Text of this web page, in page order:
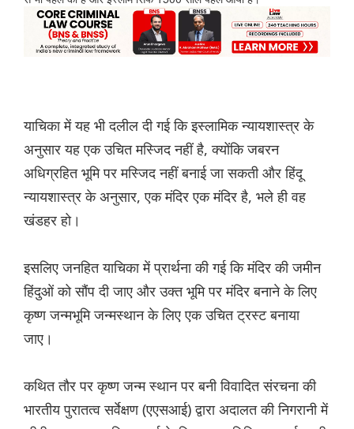
याचिका में यह भी दलील दी गई कि इस्लामिक न्यायशास्त्र के
अनुसार यह एक उचित मस्जिद नहीं है, क्योंकि जबरन
अधिग्रहित भूमि पर मस्जिद नहीं बनाई जा सकती और हिंदू
न्यायशास्त्र के अनुसार, एक मंदिर एक मंदिर है, भले ही वह
खंडहर हो।
इसलिए जनहित याचिका में प्रार्थना की गई कि मंदिर की जमीन
हिंदुओं को सौंप दी जाए और उक्त भूमि पर मंदिर बनाने के लिए
कृष्ण जन्मभूमि जन्मस्थान के लिए एक उचित ट्रस्ट बनाया
जाए।
कथित तौर पर कृष्ण जन्म स्थान पर बनी विवादित संरचना की
भारतीय पुरातत्व सर्वेक्षण (एएसआई) द्वारा अदालत की निगरानी में